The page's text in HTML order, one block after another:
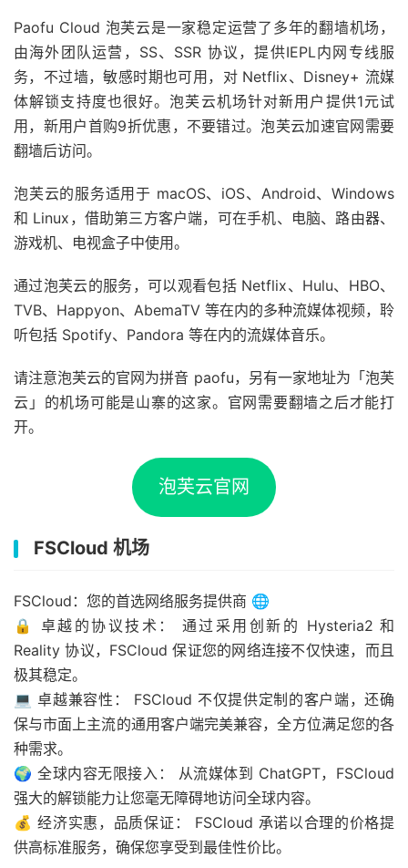
Paofu Cloud 泡芙云是一家稳定运营了多年的翻墙机场，
由海外团队运营，SS、SSR 协议，提供IEPL内网专线服
务，不过墙，敏感时期也可用，对 Netflix、Disney+ 流媒
体解锁支持度也很好。泡芙云机场针对新用户提供1元试
用，新用户首购9折优惠，不要错过。泡芙云加速官网需要
翻墙后访问。
泡芙云的服务适用于 macOS、iOS、Android、Windows
和 Linux，借助第三方客户端，可在手机、电脑、路由器、
游戏机、电视盒子中使用。
通过泡芙云的服务，可以观看包括 Netflix、Hulu、HBO、
TVB、Happyon、AbemaTV 等在内的多种流媒体视频，聆
听包括 Spotify、Pandora 等在内的流媒体音乐。
请注意泡芙云的官网为拼音 paofu，另有一家地址为「泡芙
云」的机场可能是山寨的这家。官网需要翻墙之后才能打
开。
泡芙云官网
FSCloud 机场
FSCloud：您的首选网络服务提供商 🌐
🔒 卓越的协议技术： 通过采用创新的 Hysteria2 和
Reality 协议，FSCloud 保证您的网络连接不仅快速，而且
极其稳定。
💻 卓越兼容性： FSCloud 不仅提供定制的客户端，还确
保与市面上主流的通用客户端完美兼容，全方位满足您的各
种需求。
🌍 全球内容无限接入： 从流媒体到 ChatGPT，FSCloud
强大的解锁能力让您毫无障碍地访问全球内容。
💰 经济实惠，品质保证： FSCloud 承诺以合理的价格提
供高标准服务，确保您享受到最佳性价比。